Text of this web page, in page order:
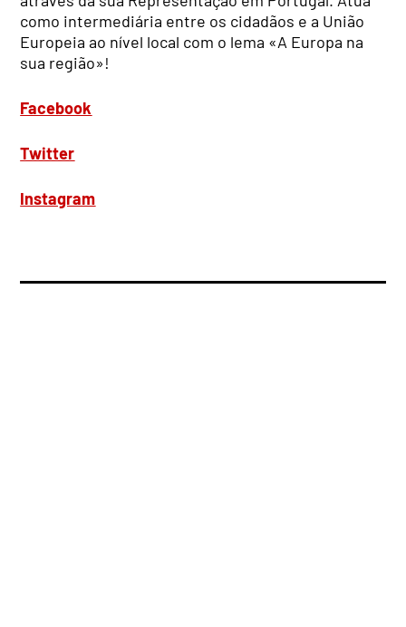
como intermediária entre os cidadãos e a União
Europeia ao nível local com o lema «A Europa na
sua região»!
Facebook
Twitter
Instagram